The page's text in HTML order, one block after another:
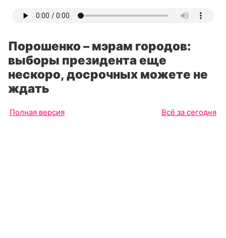
Порошенко – мэрам городов:
выборы президента еще
нескоро, досрочных можете не
ждать
Полная версия Всё за сегодня